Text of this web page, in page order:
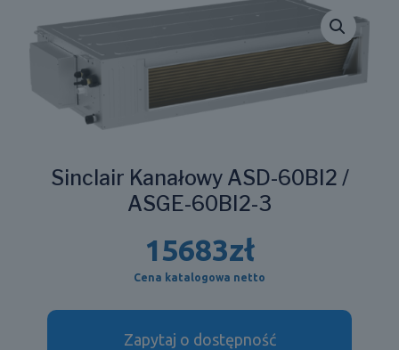
Sinclair Kanałowy ASD-60BI2 /
ASGE-60BI2-3
15683zł
Cena katalogowa netto
Zapytaj o dostępność